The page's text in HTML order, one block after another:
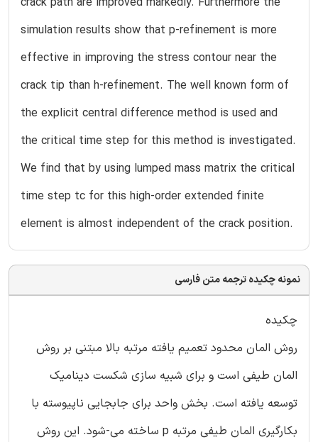
simulation results show that p-refinement is more
effective in improving the stress contour near the
crack tip than h-refinement. The well known form of
the explicit central difference method is used and
the critical time step for this method is investigated.
We find that by using lumped mass matrix the critical
time step tc for this high-order extended finite
element is almost independent of the crack position.
نمونه چکیده ترجمه متن فارسی
چکیده
روش المان محدود تعمیم یافته مرتبه بالا مبتنی بر روش
المان طیفی است و برای شبیه سازی شکست دینامیک
توسعه یافته است. بخش واحد برای جابجایی ناپیوسته با
بکارگیری المان طیفی مرتبه p ساخته می-شود. این روش